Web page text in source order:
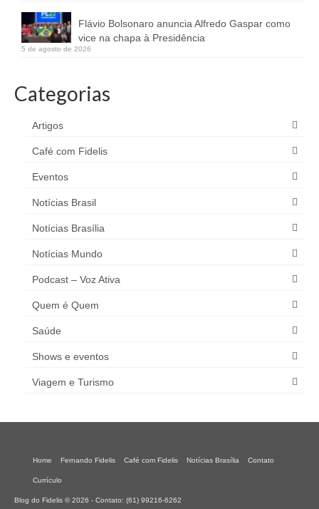
Flávio Bolsonaro anuncia Alfredo Gaspar como
vice na chapa à Presidência
5 de agosto de 2026
Categorias
Artigos
Café com Fidelis
Eventos
Notícias Brasil
Notícias Brasília
Notícias Mundo
Podcast – Voz Ativa
Quem é Quem
Saúde
Shows e eventos
Viagem e Turismo
Home Fernando Fidelis Café com Fidelis Notícias Brasília Contato
Currículo
Blog do Fidelis © 2026 - Contato: (61) 99216-6262